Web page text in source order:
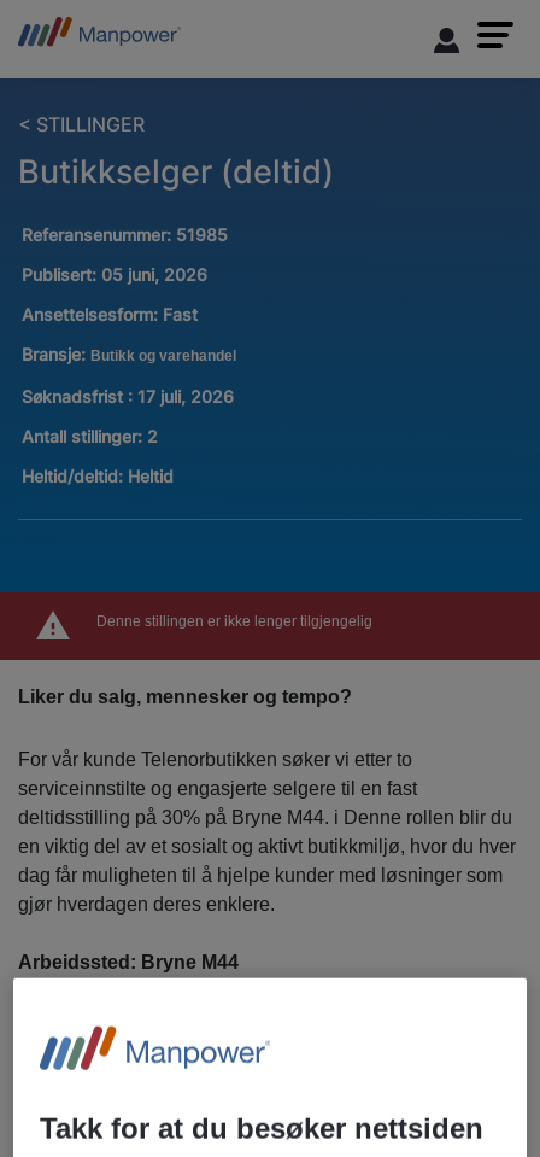
< STILLINGER
Butikkselger (deltid)
Referansenummer: 51985
Publisert: 05 juni, 2026
Ansettelsesform: Fast
Bransje: Butikk og varehandel
Søknadsfrist : 17 juli, 2026
Antall stillinger: 2
Heltid/deltid: Heltid
Denne stillingen er ikke lenger tilgjengelig
Liker du salg, mennesker og tempo?
For vår kunde Telenorbutikken søker vi etter to
serviceinnstilte og engasjerte selgere til en fast
deltidsstilling på 30% på Bryne M44. i Denne rollen blir du
en viktig del av et sosialt og aktivt butikkmiljø, hvor du hver
dag får muligheten til å hjelpe kunder med løsninger som
gjør hverdagen deres enklere.
Arbeidssted: Bryne M44
Et sosialt og uformelt arbeidsmiljø
Takk for at du besøker nettsiden